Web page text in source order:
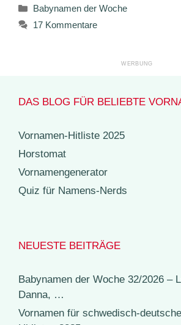
Kategorien
Babynamen der Woche
17 Kommentare
DAS BLOG FÜR BELIEBTE
Vornamen-Hitliste 2025
Horstomat
Vornamengenerator
Quiz für Namens-Nerds
NEUESTE BEITRÄGE
Babynamen der Woche 32/2026 –
Danna, …
Vornamen für schwedisch-